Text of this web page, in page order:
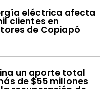
eléctrica afecta
clientes en
de Copiapó
un aporte total
de $55 millones